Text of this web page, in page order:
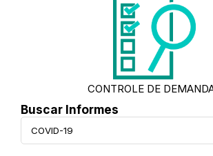
CONTROLE DE
Buscar Informes